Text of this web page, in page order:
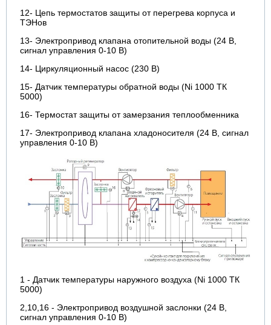
12- Цепь термостатов защиты от перегрева корпуса и
ТЭНов
13- Электропривод клапана отопительной воды (24 В,
сигнал управления 0-10 В)
14- Циркуляционный насос (230 В)
15- Датчик температуры обратной воды (Ni 1000 ТК
5000)
16- Термостат защиты от замерзания теплообменника
17- Электропривод клапана хладоносителя (24 В, сигнал
управления 0-10 В)
1 - Датчик температуры наружного воздуха (Ni 1000 ТК
5000)
2,10,16 - Электропривод воздушной заслонки (24 В,
сигнал управления 0-10 В)